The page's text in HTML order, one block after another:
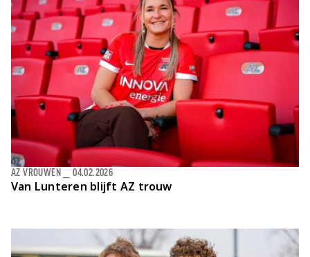
Van Lunteren blijft AZ trouw
AZ VROUWEN ⎯04.02.2026